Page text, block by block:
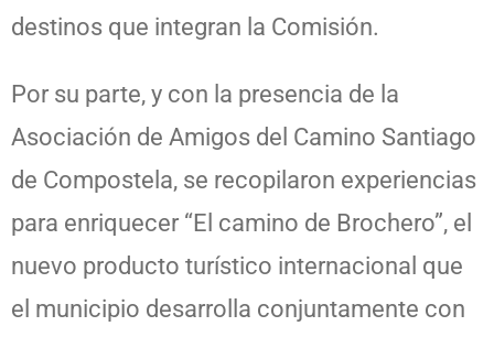
destinos que integran la Comisión.
Por su parte, y con la presencia de la
Asociación de Amigos del Camino Santiago
de Compostela, se recopilaron experiencias
para enriquecer “El camino de Brochero”, el
nuevo producto turístico internacional que
el municipio desarrolla conjuntamente con